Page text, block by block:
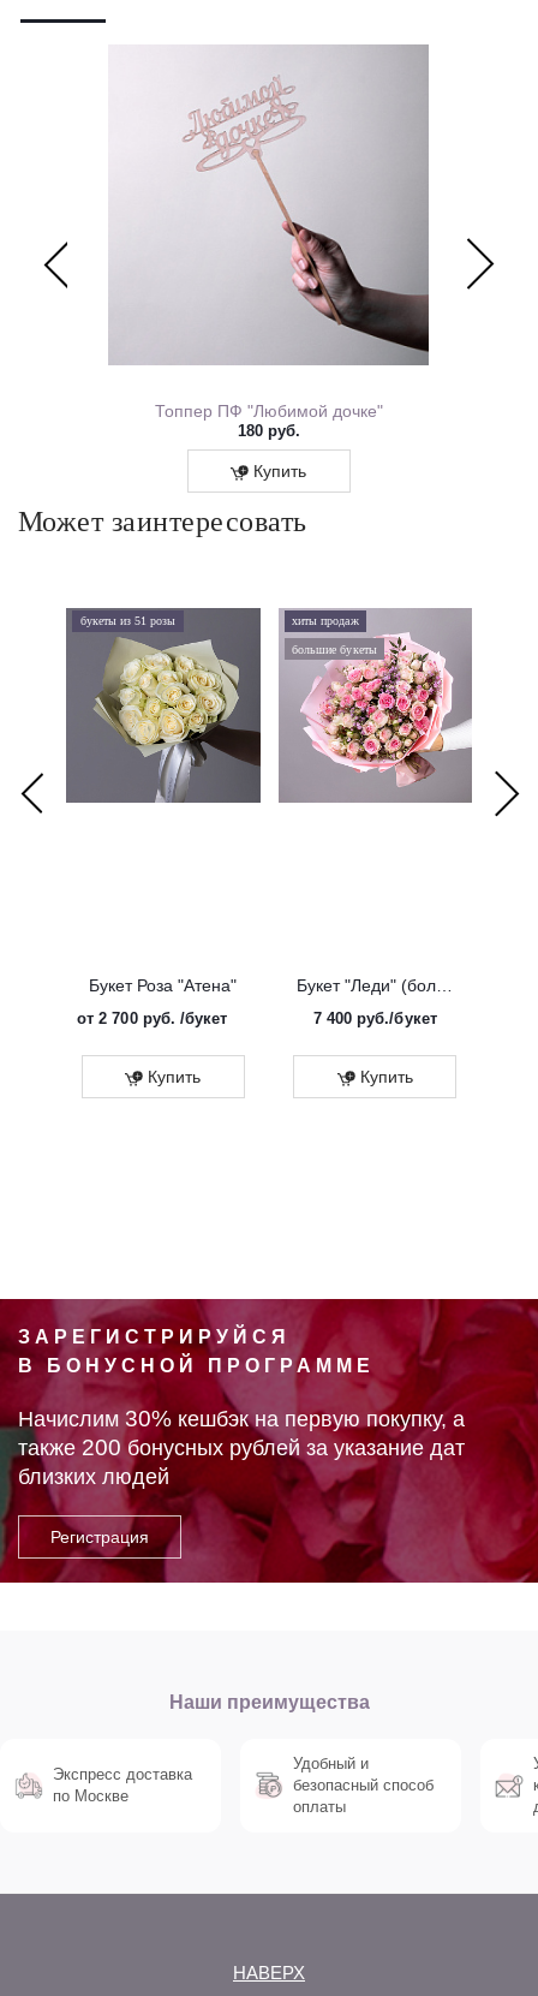
Топпер ПФ "Любимой дочке"
180 руб.
Купить
Может заинтересовать
букеты из 51 розы
Букет Роза "Атена"
от2 700 руб. /букет
Купить
хиты продаж
большие букеты
Букет "Леди" (большой)
7 400 руб./букет
Купить
ЗАРЕГИСТРИРУЙСЯ
В БОНУСНОЙ ПРОГРАММЕ
Начислим 30% кешбэк на первую покупку, а
также 200 бонусных рублей за указание дат
близких людей
Наши преимущества
Экспресс доставка
по Москве
Удобный и
безопасный способ
оплаты
НАВЕРХ